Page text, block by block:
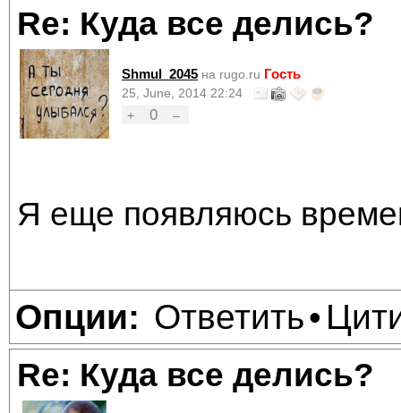
Re: Куда все делись?
Shmul_2045 на rugo.ru Гость
25, June, 2014 22:24
+
0 –
Я еще появляюсь
Опции: Ответить•
Re: Куда все делись?